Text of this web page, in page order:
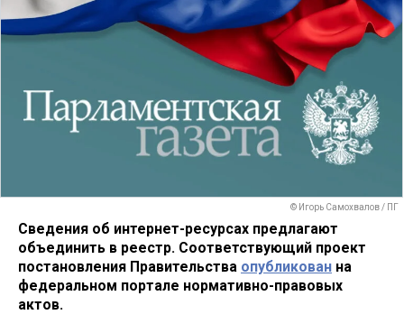
© Игорь Самохвалов / ПГ
Сведения об интернет-ресурсах предлагают
объединить в реестр. Соответствующий проект
постановления Правительства опубликован на
федеральном портале нормативно-правовых
актов.